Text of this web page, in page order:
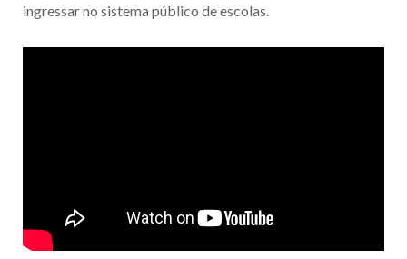
ingressar no sistema público de escolas.